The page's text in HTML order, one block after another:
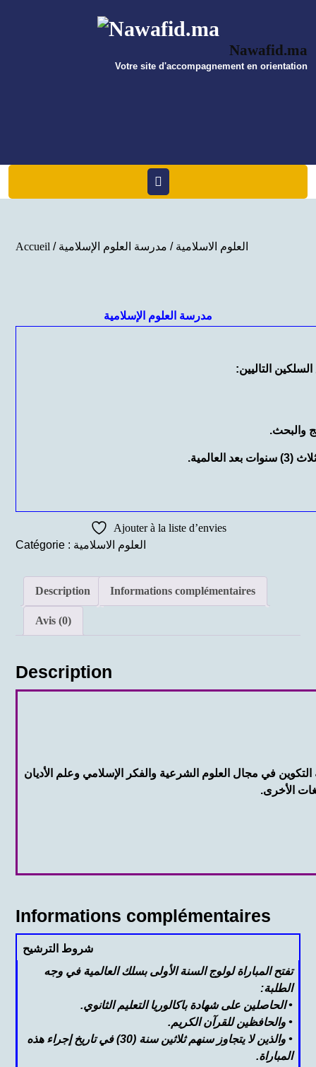
Nawafid.ma
Votre site d'accompagnement en orientation
Accueil / العلوم الاسلامية / مدرسة العلوم الإسلامية
مدرسة العلوم الإسلامية
التاليين:
والبحث.
Ajouter à la liste d’envies
Catégorie : العلوم الاسلامية
Description Informations complémentaires
Avis (0)
Description
التكوين في مجال العلوم الشرعية والفكر الإسلامي وعلم الأديان
الأخرى.
Informations complémentaires
شروط الترشيح
تفتح المباراة لولوج السنة الأولى بسلك العالمية في وجه
الطلبة:
• الحاصلين على شهادة باكالوريا التعليم الثانوي.
• والحافظين للقرآن الكريم.
• والذين لا يتجاوز سنهم ثلاثين سنة (30) في تاريخ إجراء هذه
المباراة.